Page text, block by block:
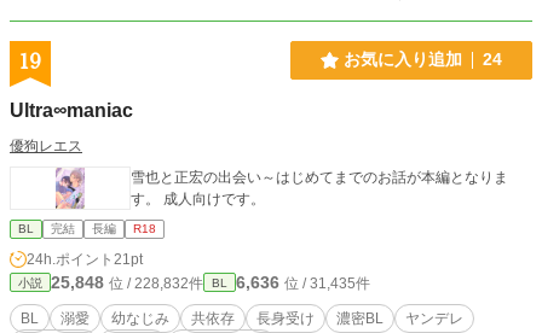
19 お気に入り追加 24
Ultra∞maniac
優狗レエス
雪也と正宏の出会い～はじめてまでのお話が本編となりま
す。 成人向けです。
BL 完結 長編 R18
24h.ポイント 21pt
小説 25,848 位 / 228,832件 BL 6,636 位 / 31,435件
BL 溺愛 幼なじみ 共依存 長身受け 濃密BL
ヤンデレ